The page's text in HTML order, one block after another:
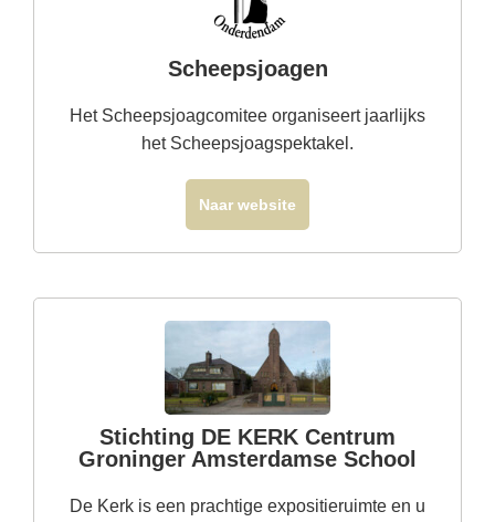
Scheepsjoagen
Het Scheepsjoagcomitee organiseert jaarlijks
het Scheepsjoagspektakel.
Naar website
Stichting DE KERK Centrum
Groninger Amsterdamse School
De Kerk is een prachtige expositieruimte en u